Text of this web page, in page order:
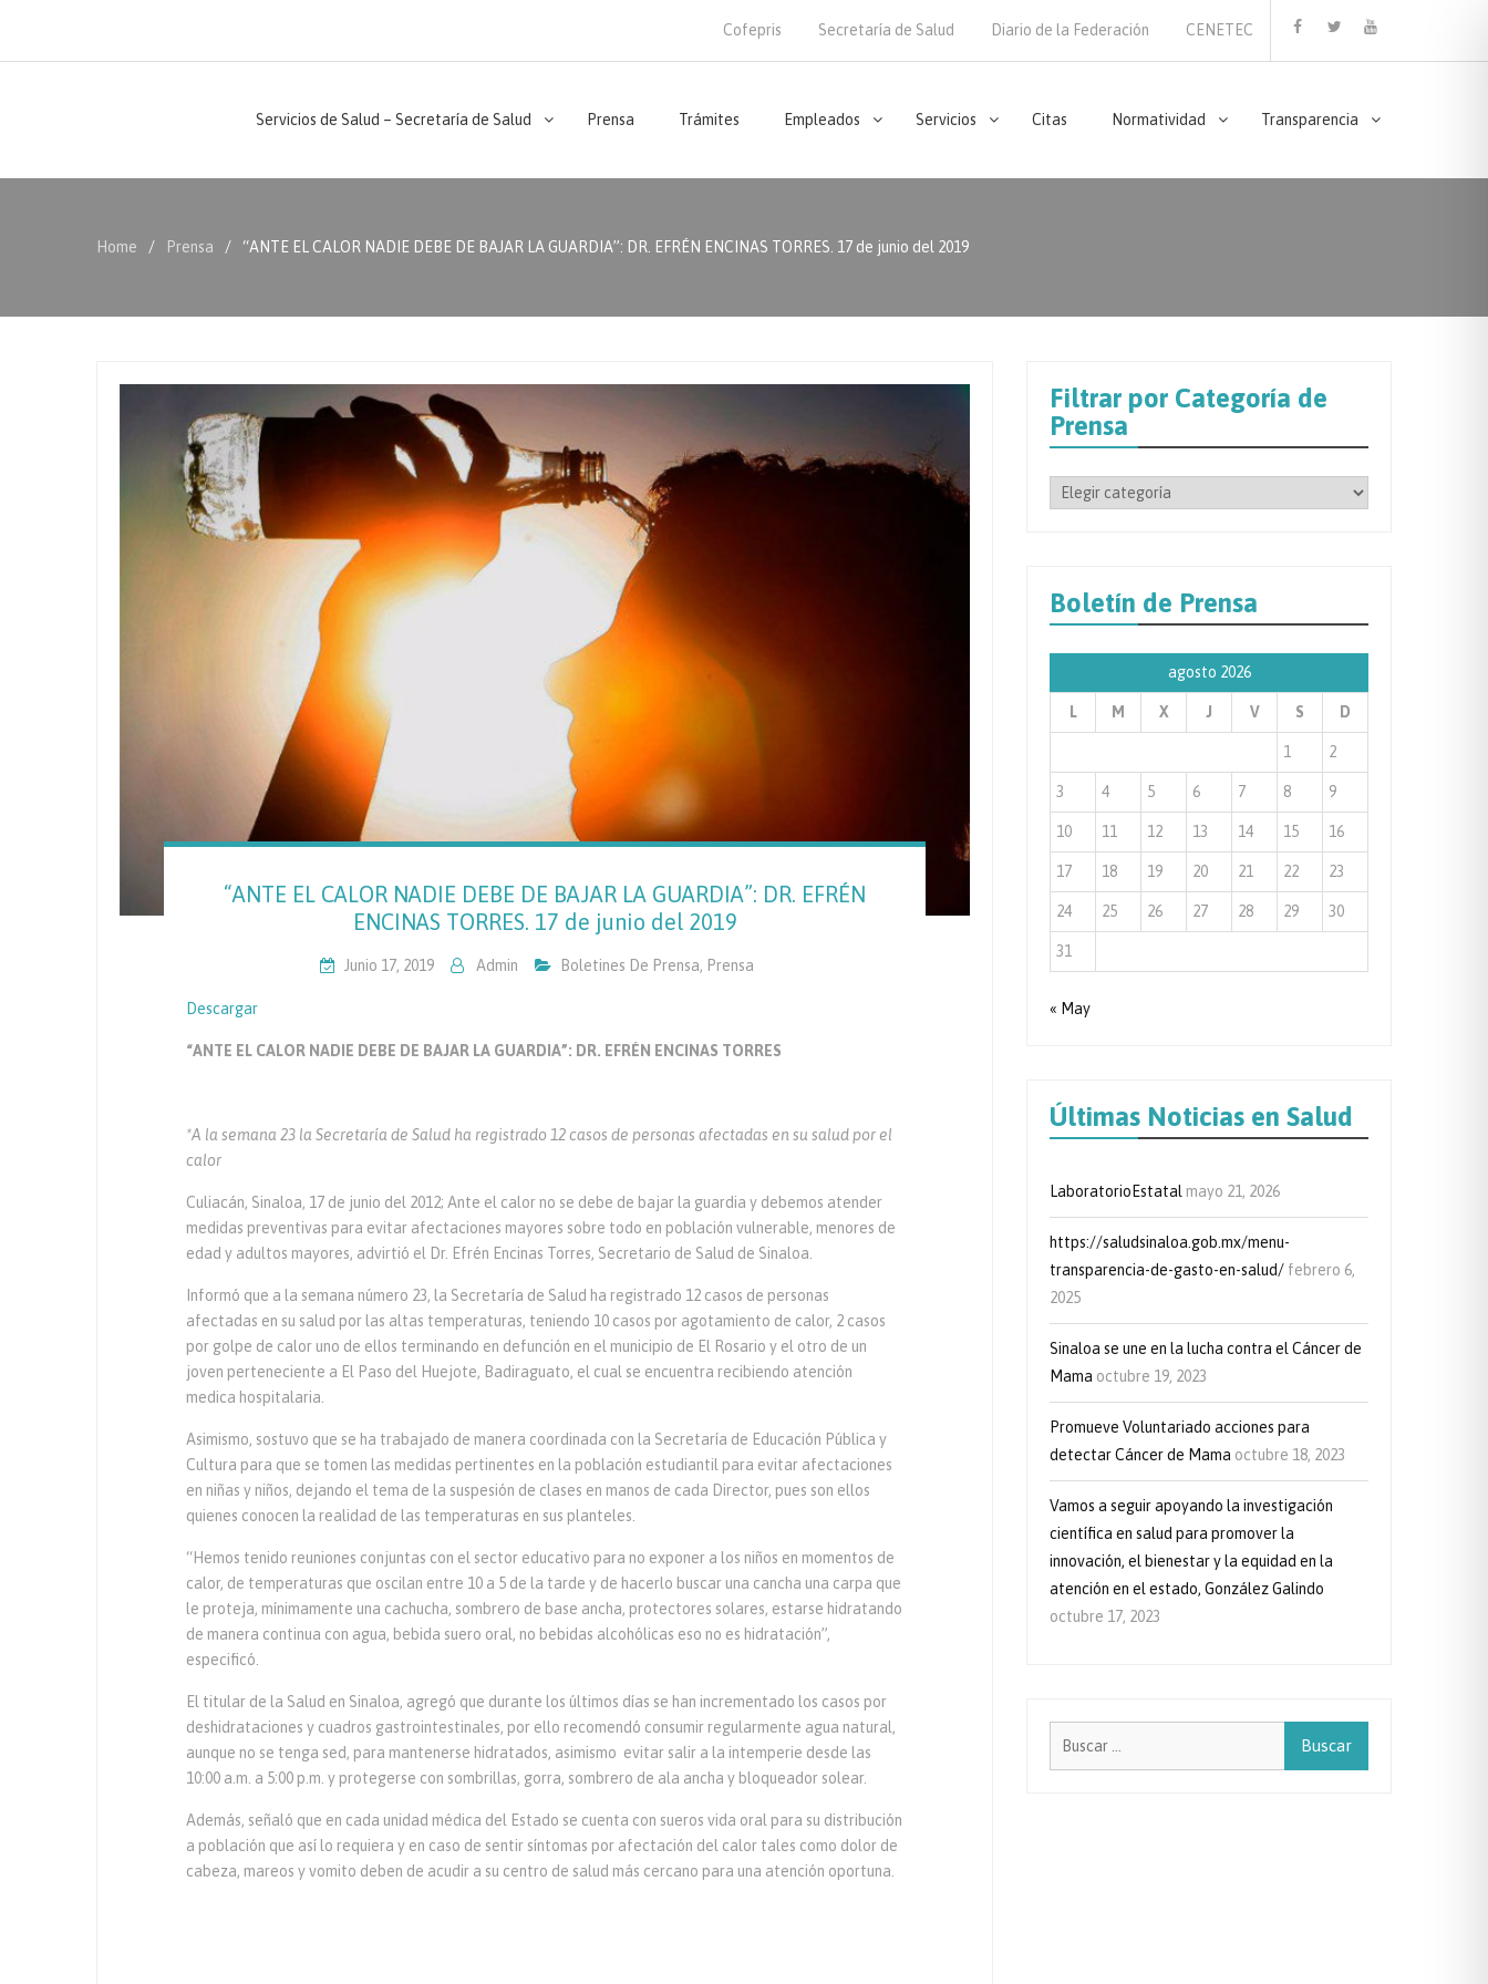
Cofepris Secretaría de Salud Diario de la Federación
CENETEC
Servicios de Salud – Secretaría de Salud Prensa Trámites Empleados Servicios Citas Normatividad Transparencia
Home Prensa “ANTE EL CALOR NADIE DEBE DE BAJAR LA GUARDIA”: DR. EFRÉN ENCINAS TORRES. 17 de junio del 2019
“ANTE EL CALOR NADIE DEBE DE BAJAR LA GUARDIA”: DR. EFRÉN
ENCINAS TORRES. 17 de junio del 2019
Junio 17, 2019 Admin Boletines De Prensa, Prensa
Descargar
“ANTE EL CALOR NADIE DEBE DE BAJAR LA GUARDIA”: DR. EFRÉN ENCINAS TORRES
*A la semana 23 la Secretaría de Salud ha registrado 12 casos de personas afectadas en su salud por el
calor
Culiacán, Sinaloa, 17 de junio del 2012; Ante el calor no se debe de bajar la guardia y debemos atender
medidas preventivas para evitar afectaciones mayores sobre todo en población vulnerable, menores de
edad y adultos mayores, advirtió el Dr. Efrén Encinas Torres, Secretario de Salud de Sinaloa.
Informó que a la semana número 23, la Secretaría de Salud ha registrado 12 casos de personas
afectadas en su salud por las altas temperaturas, teniendo 10 casos por agotamiento de calor, 2 casos
por golpe de calor uno de ellos terminando en defunción en el municipio de El Rosario y el otro de un
joven perteneciente a El Paso del Huejote, Badiraguato, el cual se encuentra recibiendo atención
medica hospitalaria.
Asimismo, sostuvo que se ha trabajado de manera coordinada con la Secretaría de Educación Pública y
Cultura para que se tomen las medidas pertinentes en la población estudiantil para evitar afectaciones
en niñas y niños, dejando el tema de la suspesión de clases en manos de cada Director, pues son ellos
quienes conocen la realidad de las temperaturas en sus planteles.
“Hemos tenido reuniones conjuntas con el sector educativo para no exponer a los niños en momentos de
calor, de temperaturas que oscilan entre 10 a 5 de la tarde y de hacerlo buscar una cancha una carpa que
le proteja, mínimamente una cachucha, sombrero de base ancha, protectores solares, estarse hidratando
de manera continua con agua, bebida suero oral, no bebidas alcohólicas eso no es hidratación”,
especificó.
El titular de la Salud en Sinaloa, agregó que durante los últimos días se han incrementado los casos por
deshidrataciones y cuadros gastrointestinales, por ello recomendó consumir regularmente agua natural,
aunque no se tenga sed, para mantenerse hidratados, asimismo evitar salir a la intemperie desde las
10:00 a.m. a 5:00 p.m. y protegerse con sombrillas, gorra, sombrero de ala ancha y bloqueador solear.
Además, señaló que en cada unidad médica del Estado se cuenta con sueros vida oral para su distribución
a población que así lo requiera y en caso de sentir síntomas por afectación del calor tales como dolor de
cabeza, mareos y vomito deben de acudir a su centro de salud más cercano para una atención oportuna.
Filtrar por Categoría de
Prensa
Filtrar
Prensa
Boletín de Prensa
agosto 2026
L M X J V S D
1 2
3 4 5 6 7 8 9
10 11 12 13 14 15 16
17 18 19 20 21 22 23
24 25 26 27 28 29 30
31
« May
Últimas Noticias en Salud
LaboratorioEstatal mayo 21, 2026
https://saludsinaloa.gob.mx/menu-
transparencia-de-gasto-en-salud/ febrero 6,
2025
Sinaloa se une en la lucha contra el Cáncer de
Mama octubre 19, 2023
Promueve Voluntariado acciones para
detectar Cáncer de Mama octubre 18, 2023
Vamos a seguir apoyando la investigación
científica en salud para promover la
innovación, el bienestar y la equidad en la
atención en el estado, González Galindo
octubre 17, 2023